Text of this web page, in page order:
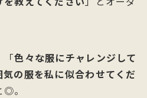
「色々な服にチャレンジして
の服を私に似合わせてくだ
。